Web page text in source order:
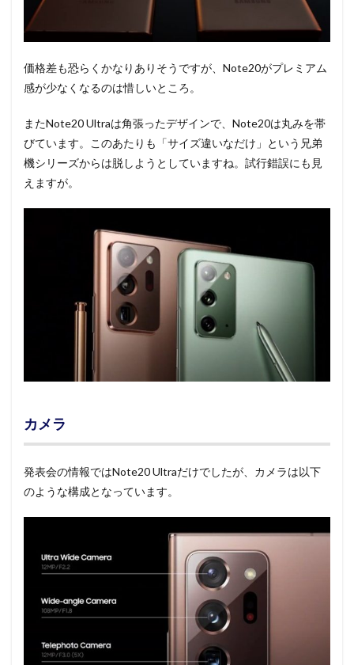
価格差も恐らくかなりありそうですが、Note20がプレミアム
感が少なくなるのは惜しいところ。
またNote20 Ultraは角張ったデザインで、Note20は丸みを帯
びています。このあたりも「サイズ違いなだけ」という兄弟
機シリーズからは脱しようとしていますね。試行錯誤にも見
えますが。
カメラ
発表会の情報ではNote20 Ultraだけでしたが、カメラは以下
のような構成となっています。